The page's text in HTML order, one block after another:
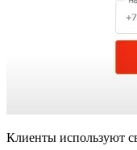
Клиенты используют